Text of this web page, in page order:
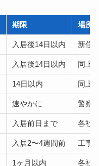
期限 場所
入居後14日以内 新住
入居後14日以内 同上
14日以内 同上
速やかに 警察
入居前日まで 各社
入居2〜4週間前 工事
1ヶ月以内 各社